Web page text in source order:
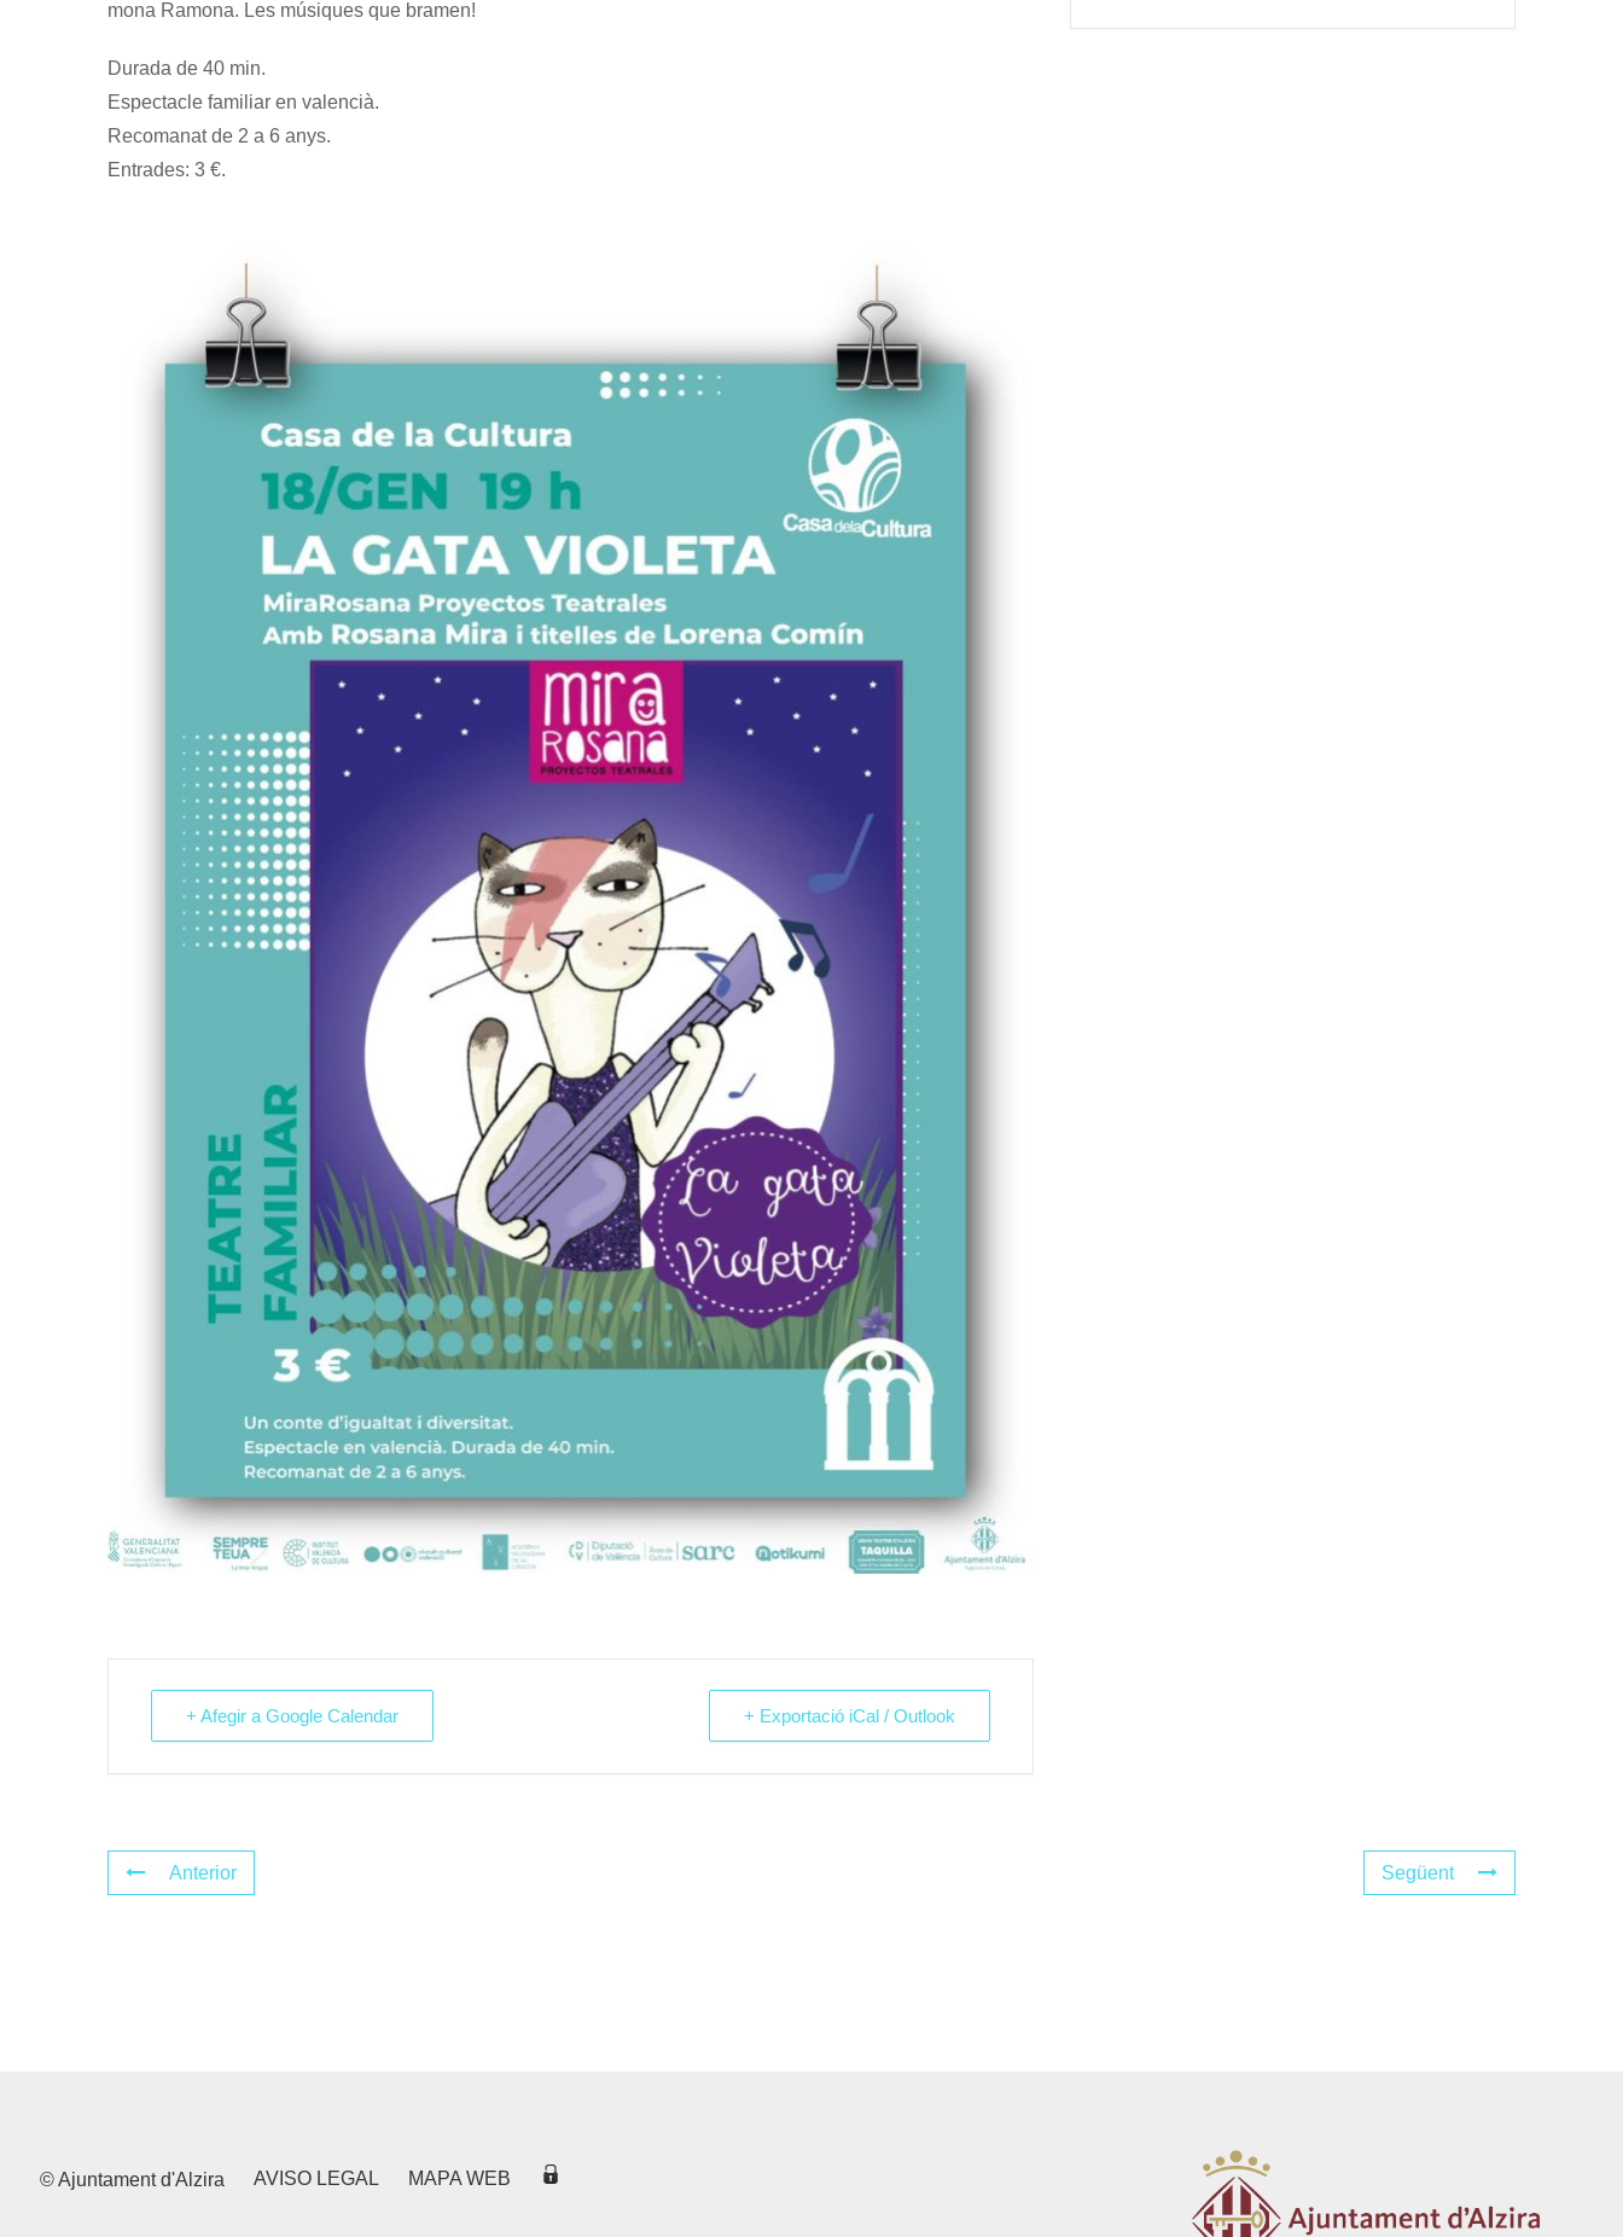
mona Ramona. Les músiques que bramen!
Durada de 40 min.
Espectacle familiar en valencià.
Recomanat de 2 a 6 anys.
Entrades: 3 €.
+ Afegir a Google Calendar + Exportació iCal / Outlook
Anterior Següent
© Ajuntament d'Alzira AVISO LEGAL MAPA WEB